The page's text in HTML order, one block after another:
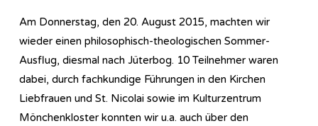
Am Donnerstag, den 20. August 2015, machten wir
wieder einen philosophisch-theologischen Sommer-
Ausflug, diesmal nach Jüterbog. 10 Teilnehmer waren
dabei, durch fachkundige Führungen in den Kirchen
Liebfrauen und St. Nicolai sowie im Kulturzentrum
Mönchenkloster konnten wir u.a. auch über den